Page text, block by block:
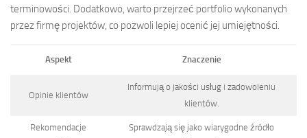
terminowości. Dodatkowo, warto przejrzeć portfolio wykonanych
przez firmę projektów, co pozwoli lepiej ocenić jej umiejętności.
Aspekt Znaczenie
Opinie klientów
Informują o jakości usług i zadowoleniu
klientów.
Rekomendacje
Sprawdzają się jako wiarygodne źródło